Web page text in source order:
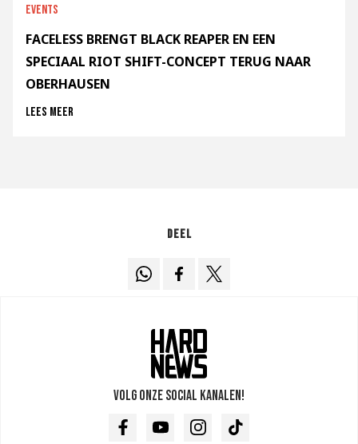
Events
FACELESS BRENGT BLACK REAPER EN EEN
SPECIAAL RIOT SHIFT-CONCEPT TERUG NAAR
OBERHAUSEN
Lees meer
Deel
Volg onze social kanalen!
FacebookYoutubeInstagramTikTok